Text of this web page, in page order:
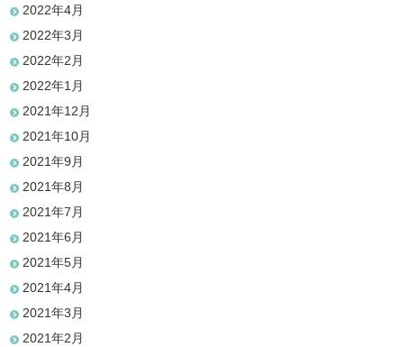
2022年4月
2022年3月
2022年2月
2022年1月
2021年12月
2021年10月
2021年9月
2021年8月
2021年7月
2021年6月
2021年5月
2021年4月
2021年3月
2021年2月